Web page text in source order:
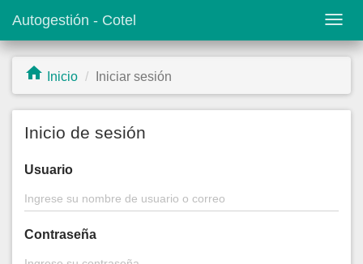
Saltar
al
principal
Autogestión - Cotel
Inicio Iniciar sesión
Inicio de sesión
Usuario
Contraseña